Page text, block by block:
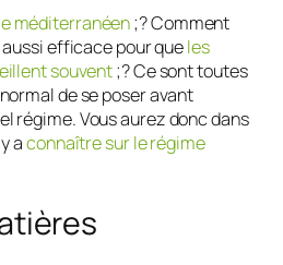
méditerranéen;? Comment
efficace pour queles
souvent;? Ce sont toutes
de se poser avant
régime. Vous aurez donc dans
aconnaître sur le régime